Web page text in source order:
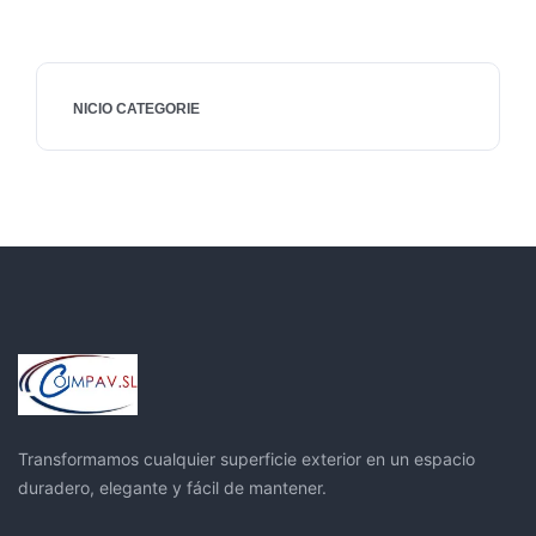
NICIO CATEGORIE
Transformamos cualquier superficie exterior en un espacio
duradero, elegante y fácil de mantener.